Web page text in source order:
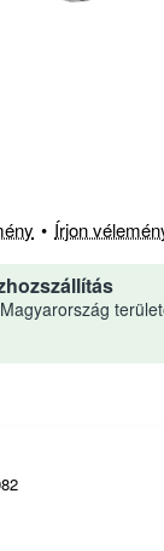
• Írjon